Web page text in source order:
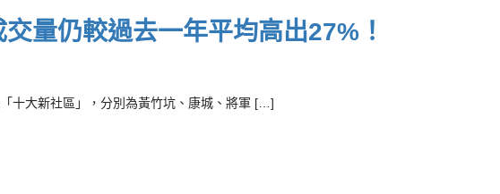
量仍較過去一年平均高出27%！
十大新社區」，分別為黃竹坑、康城、將軍 […]